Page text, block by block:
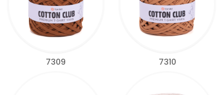
7309 7310